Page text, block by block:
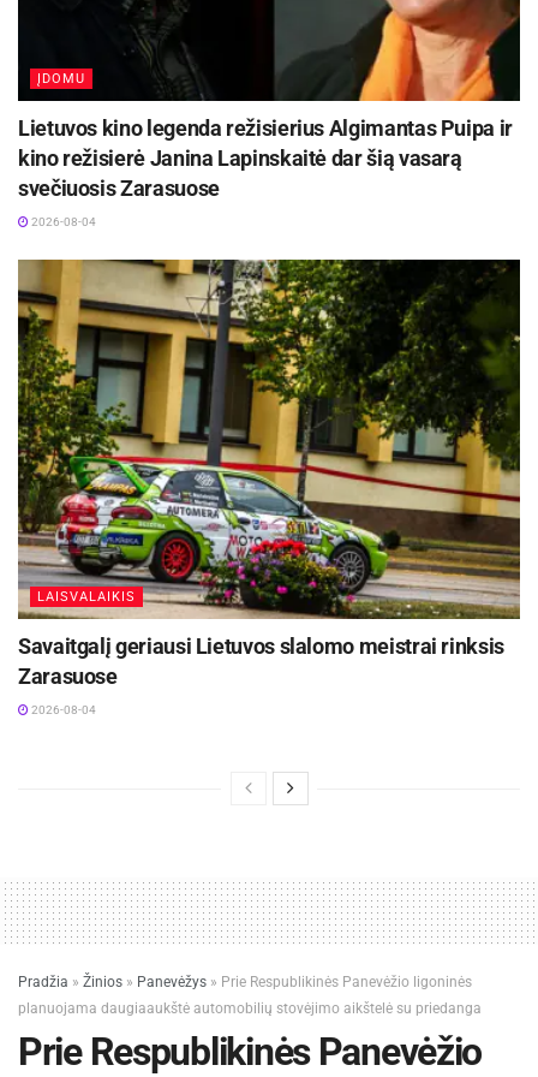
Kauno miesto savivaldybė
ĮDOMU
Lietuvos kino legenda režisierius Algimantas Puipa ir
kino režisierė Janina Lapinskaitė dar šią vasarą
svečiuosis Zarasuose
2026-08-04
LAISVALAIKIS
Savaitgalį geriausi Lietuvos slalomo meistrai rinksis
Zarasuose
2026-08-04
Pradžia » Žinios » Panevėžys » Prie Respublikinės Panevėžio ligoninės
planuojama daugiaaukštė automobilių stovėjimo aikštelė su priedanga
Prie Respublikinės Panevėžio